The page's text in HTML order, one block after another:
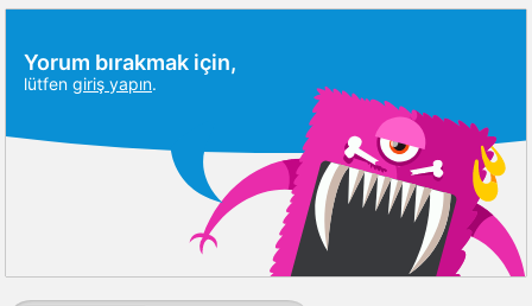
Yorum bırakmak için,
lütfen giriş yapın.